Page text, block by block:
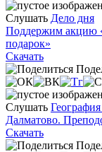
Слушать Дело дня
Поддержим акцию
подарок»
Скачать
Слушать
Далматово.
Скачать